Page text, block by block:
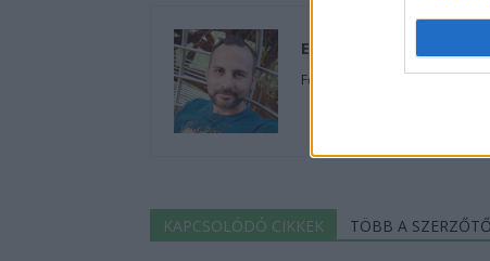
Eriqo
Főállásban Informatikus
KAPCSOLÓDÓ CIKKEK TÖBB A